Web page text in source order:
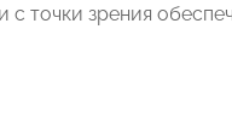
точки зрения